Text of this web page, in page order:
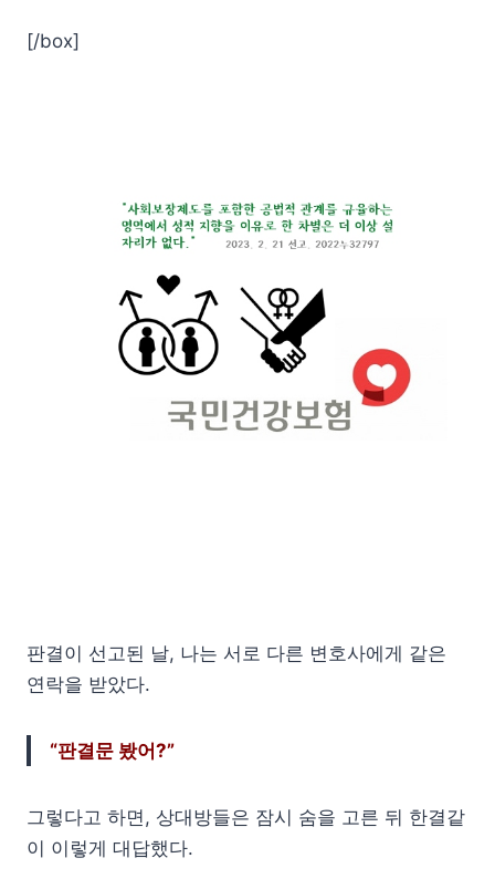
[/box]
판결이 선고된 날, 나는 서로 다른 변호사에게 같은
연락을 받았다.
“판결문 봤어?”
그렇다고 하면, 상대방들은 잠시 숨을 고른 뒤 한결같
이 이렇게 대답했다.